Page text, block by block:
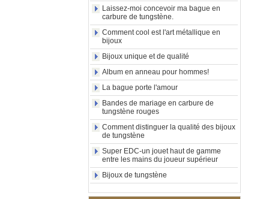
synthétique, alliance pour
hommes, gravure laser
intérieure personnalisée,
approvisionnement en vrac
d'usin
Bague en carbure de
tungstène avec chevalière
carrée polie noire,
incrustation en bois avec
motif croisé en coquille
d'ormeau, bague de
déclaration religieuse pour
hommes, gravure intérieure
personnalisée,
approvisionnement en vrac
OEM ODM, vente en
Bague en carbure de
tungstène plaqué or rose de
Laissez-moi concevoir ma bague en
carbure de tungstène.
Comment cool est l'art métallique en
bijoux
Bijoux unique et de qualité
Album en anneau pour hommes!
La bague porte l'amour
Bandes de mariage en carbure de
tungstène rouges
Comment distinguer la qualité des bijoux
de tungstène
Super EDC-un jouet haut de gamme
entre les mains du joueur supérieur
Bijoux de tungstène